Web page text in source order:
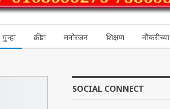
गुन्हा क्रीड़ा मनोरंजन शिक्षण नौकरीच्या
SOCIAL CONNECT